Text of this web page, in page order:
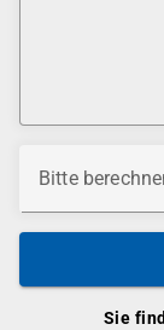
Sie
Bitte